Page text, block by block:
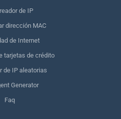
de IP
dirección MAC
de Internet
tarjetas de crédito
de IP aleatorias
Generator
Faq